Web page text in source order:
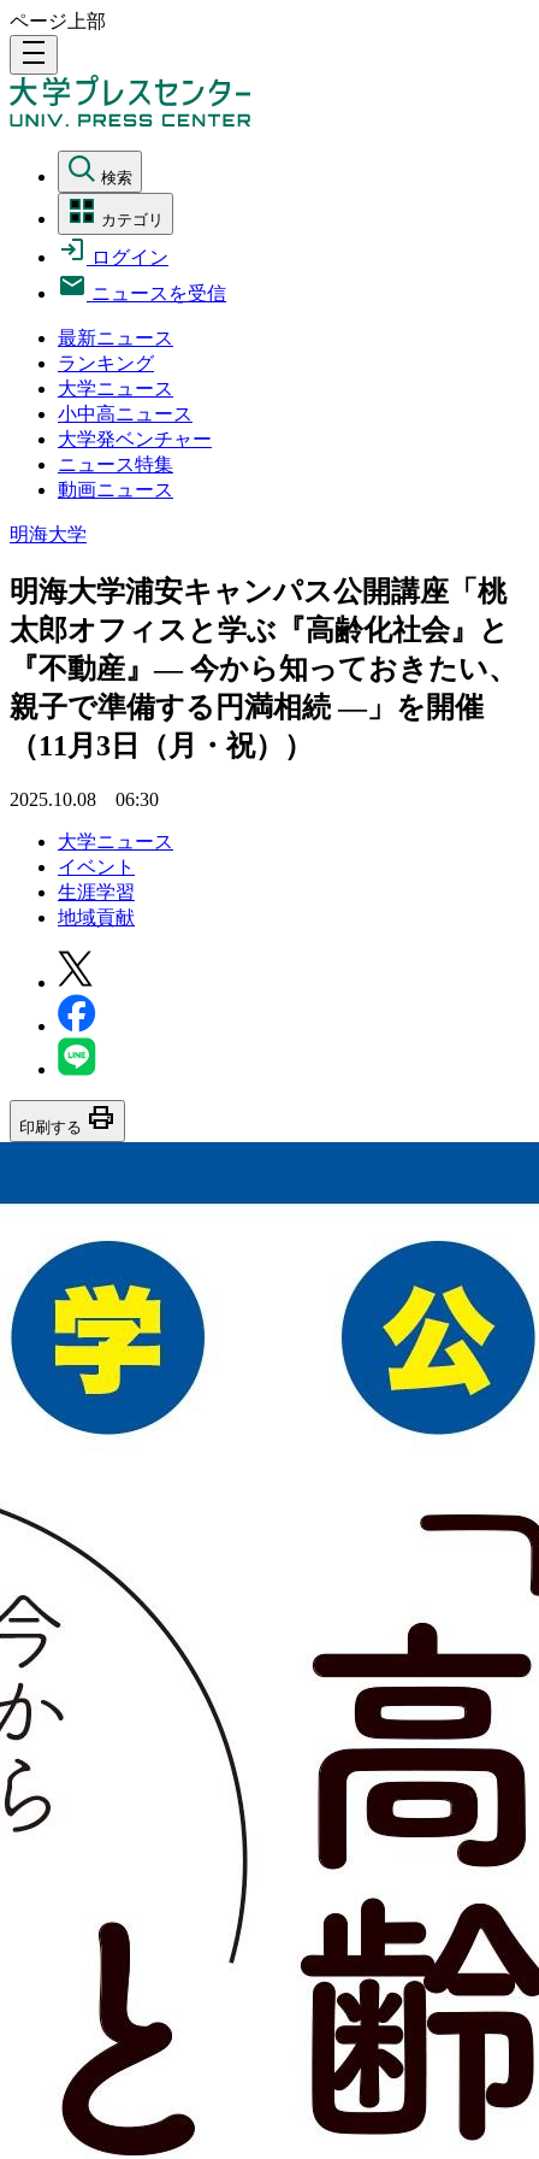
ページ上部
density_medium
検索
カテゴリ
ログイン
ニュースを受信
最新ニュース
ランキング
大学ニュース
小中高ニュース
大学発ベンチャー
ニュース特集
動画ニュース
明海大学
明海大学浦安キャンパス公開講座「桃
太郎オフィスと学ぶ『高齢化社会』と
『不動産』― 今から知っておきたい、
親子で準備する円満相続 ―」を開催
（11月3日（月・祝））
2025.10.08 06:30
大学ニュース
イベント
生涯学習
地域貢献
印刷する print